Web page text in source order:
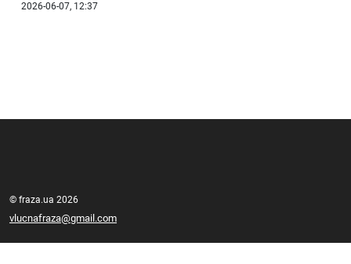
2026-06-07, 12:37
© fraza.ua 2026
vlucnafraza@gmail.com